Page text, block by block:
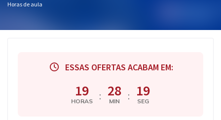
Horas de aula
ESSAS OFERTAS ACABAM EM:
19
HORAS : 28
MIN : 18
SEG